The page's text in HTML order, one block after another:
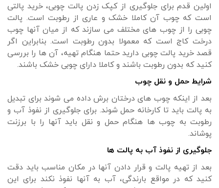
اولین قدم برای جلوگیری از کپک زدن پالت چوبی، خرید پالتی
است که چوب آن کاملا خشک و عاری از رطوبت است. پالت
چوبی را از چوب های مختلف می سازند که از میان آنها چوب
درخت کاج است که معمولا بدون رطوبت است. بنابراین اگر
قصد خرید پالت چوبی دارید حتما هنگام تهیه، آن ها را بررسی
کنید که بدون رطوبت باشند و کاملا دارای چوبی خشک باشند.
شرایط حمل و نقل چوب
بعد از اینکه چوب های درختان برش داده می شوند برای تبدیل
به پالت باید تا کارخانه حمل شوند. برای جلوگیری از نفوذ آب و
رطوبت به چوب ها هنگام حمل و نقل باید آنها را با برزنت
پوشاند.
جلوگیری از نفوذ آب به پالت ها
بعد از تهیه پالت و قرار دادن آنها در مکان مناسب باید دقت
کنید که در مواقع بارندگی، آب به آنها نفوذ نکند برای این